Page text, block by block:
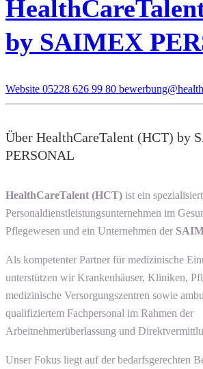
by SAIMEX
Website 05228 626 99 80
Über HealthCareTalent (HCT) by
PERSONAL
HealthCareTalent (HCT) ist ein
Personaldienstleistungsunternehmen im
Pflegewesen und ein Unternehmen der
Als kompetenter Partner für medizinische
unterstützen wir Krankenhäuser, Kliniken,
medizinische Versorgungszentren sowie
qualifiziertem Fachpersonal im Rahmen der
Arbeitnehmerüberlassung und
Unser Fokus liegt auf der bedarfsgerechten